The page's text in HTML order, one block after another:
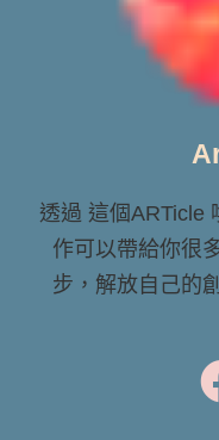
透過 這個ARTicle
作可以帶給你很
步，解放自己的